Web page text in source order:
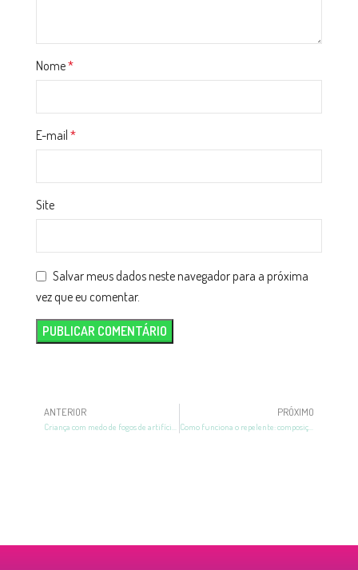
Nome*
E-mail *
Site
Salvar meus dados neste navegador para a próxima
vez que eu comentar.
ANTERIOR
Criança com medo de fogos de artifício: aprenda o que fazer!
PRÓXIMO
Como funciona o repelente: composição, duração e benefícios